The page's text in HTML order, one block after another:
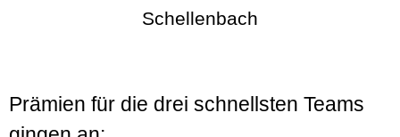
Schellenbach
Prämien für die drei schnellsten Teams